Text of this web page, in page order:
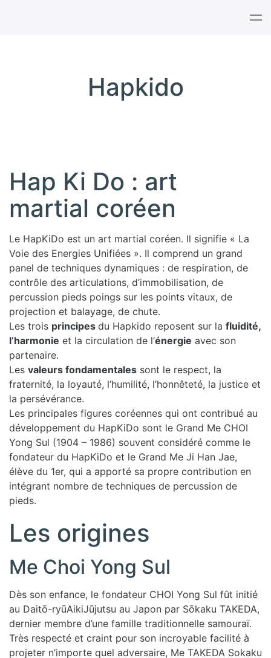
Hapkido
Hap Ki Do : art
martial coréen
Le HapKiDo est un art martial coréen. Il signifie « La
Voie des Energies Unifiées ». Il comprend un grand
panel de techniques dynamiques : de respiration, de
contrôle des articulations, d’immobilisation, de
percussion pieds poings sur les points vitaux, de
projection et balayage, de chute.
Les trois principes du Hapkido reposent sur la fluidité,
l’harmonie et la circulation de l’énergie avec son
partenaire.
Les valeurs fondamentales sont le respect, la
fraternité, la loyauté, l’humilité, l’honnêteté, la justice et
la persévérance.
Les principales figures coréennes qui ont contribué au
développement du HapKiDo sont le Grand Me CHOI
Yong Sul (1904 – 1986) souvent considéré comme le
fondateur du HapKiDo et le Grand Me Ji Han Jae,
élève du 1er, qui a apporté sa propre contribution en
intégrant nombre de techniques de percussion de
pieds.
Les origines
Me Choi Yong Sul
Dès son enfance, le fondateur CHOI Yong Sul fût initié
au Daitō-ryūAikiJūjutsu au Japon par Sōkaku TAKEDA,
dernier membre d’une famille traditionnelle samouraï.
Très respecté et craint pour son incroyable facilité à
projeter n’importe quel adversaire, Me TAKEDA Sokaku